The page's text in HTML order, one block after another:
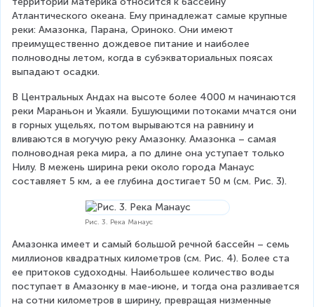
Атлантического океана. Ему принадлежат самые крупные
реки: Амазонка, Парана, Ориноко. Они имеют
преимущественно дождевое питание и наиболее
полноводны летом, когда в субэкваториальных поясах
выпадают осадки.
В Центральных Андах на высоте более 4000 м начинаются
реки Мараньон и Укаяли. Бушующими потоками мчатся они
в горных ущельях, потом вырываются на равнину и
вливаются в могучую реку Амазонку. Амазонка – самая
полноводная река мира, а по длине она уступает только
Нилу. В межень ширина реки около города Манаус
составляет 5 км, а ее глубина достигает 50 м (см. Рис. 3).
Рис. 3. Река Манаус
Амазонка имеет и самый большой речной бассейн – семь
миллионов квадратных километров (см. Рис. 4). Более ста
ее притоков судоходны. Наибольшее количество воды
поступает в Амазонку в мае-июне, и тогда она разливается
на сотни километров в ширину, превращая низменные